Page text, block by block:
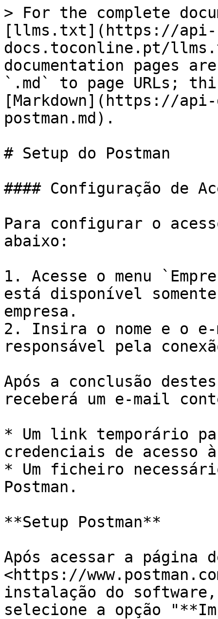
> For the complete
[llms.txt](https://api-
docs.toconline.pt/
documentation pages
`.md` to page URLs;
[Markdown](https://
postman.md).
# Setup do Postman
#### Configuração de
Para configurar o
abaixo:
1. Acesse o menu
está disponível
empresa.
2. Insira o nome e o
responsável pela
Após a conclusão
receberá um e-mail
* Um link temporário
credenciais de acesso
* Um ficheiro
Postman.
**Setup Postman**
Após acessar a página
<https://
instalação do
selecione a opção